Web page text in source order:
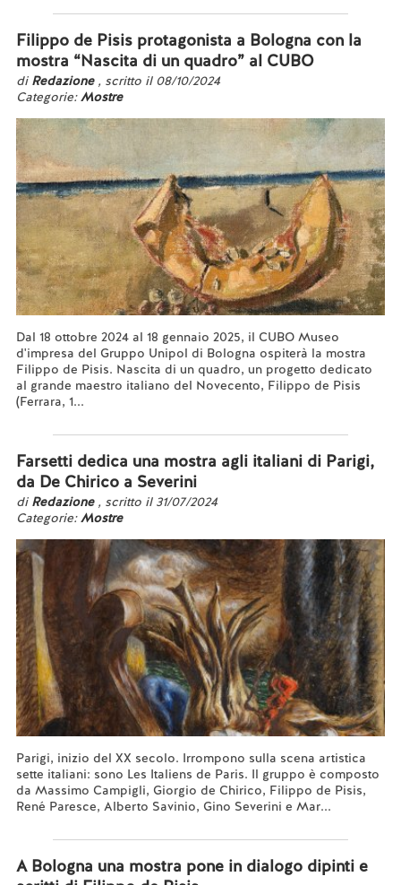
Filippo de Pisis protagonista a Bologna con la
mostra “Nascita di un quadro” al CUBO
di Redazione , scritto il 08/10/2024
Categorie:Mostre
Dal 18 ottobre 2024 al 18 gennaio 2025, il CUBO Museo
d'impresa del Gruppo Unipol di Bologna ospiterà la mostra
Filippo de Pisis. Nascita di un quadro, un progetto dedicato
al grande maestro italiano del Novecento, Filippo de Pisis
(Ferrara, 1...
Farsetti dedica una mostra agli italiani di Parigi,
da De Chirico a Severini
di Redazione , scritto il 31/07/2024
Categorie:Mostre
Parigi, inizio del XX secolo. Irrompono sulla scena artistica
sette italiani: sono Les Italiens de Paris. Il gruppo è composto
da Massimo Campigli, Giorgio de Chirico, Filippo de Pisis,
René Paresce, Alberto Savinio, Gino Severini e Mar...
A Bologna una mostra pone in dialogo dipinti e